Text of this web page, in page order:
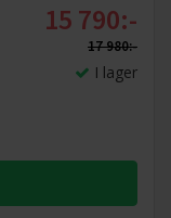
15 790:-
17 980:-
I lager